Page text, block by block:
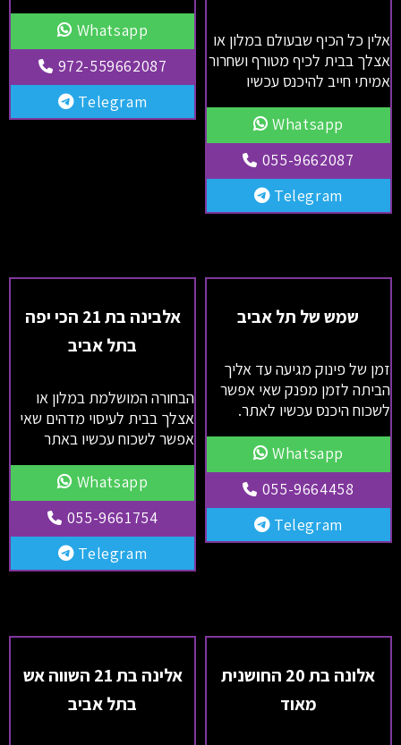
אלין כל הכיף שבעולם במלון או
אצלך בבית לכיף מטורף ושחרור
אמיתי חייב להיכנס עכשיו
Whatsapp
055-9662087
Telegram
Whatsapp
972-559662087
Telegram
שמש של תל אביב
זמן של פינוק מגיעה עד אליך
הביתה לזמן מפנק שאי אפשר
לשכוח היכנס עכשיו לאתר.
Whatsapp
055-9664458
Telegram
אלבינה בת 21 הכי יפה
בתל אביב
הבחורה המושלמת במלון או
אצלך בבית לעיסוי מדהים שאי
אפשר לשכוח עכשיו באתר
Whatsapp
055-9661754
Telegram
אלונה בת 20 החושנית
מאוד
אלינה בת 21 השווה אש
בתל אביב